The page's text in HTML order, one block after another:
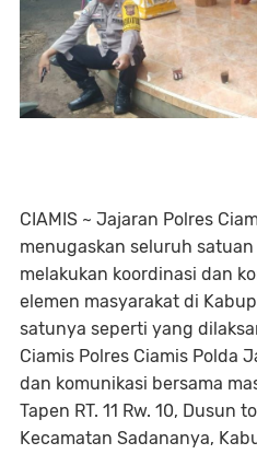
CIAMIS ~ Jajaran Polres
menugaskan seluruh
melakukan koordinasi dan
elemen masyarakat di
satunya seperti yang
Ciamis Polres Ciamis Polda
dan komunikasi bersama
Tapen RT. 11 Rw. 10, Dusun
Kecamatan Sadananya,